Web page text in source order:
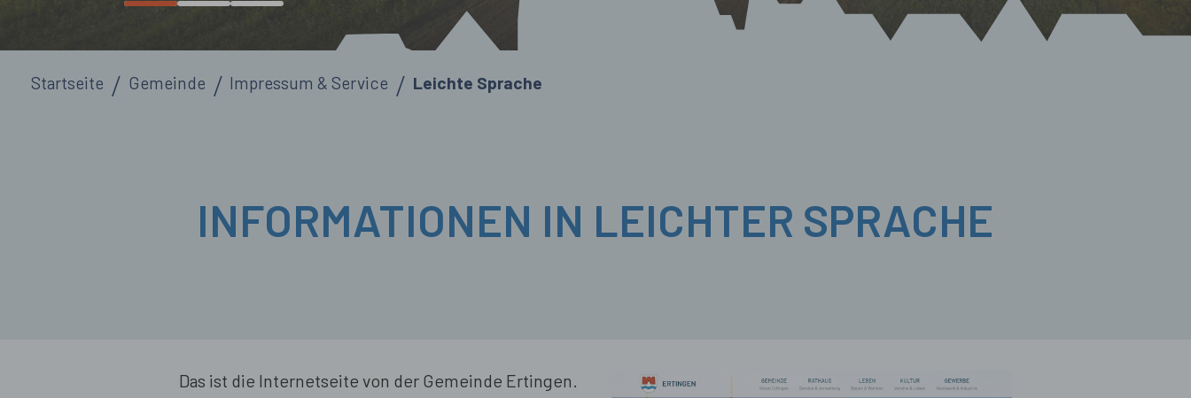
Startseite Gemeinde Impressum & Service Leichte Sprache
INFORMATIONEN IN LEICHTER SPRACHE
Das ist die Internetseite von der Gemeinde Ertingen.